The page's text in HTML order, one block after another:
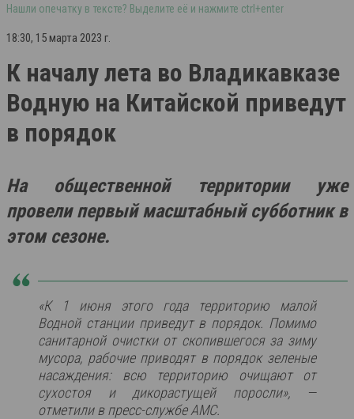
Нашли опечатку в тексте? Выделите её и нажмите ctrl+enter
18:30, 15 марта 2023 г.
К началу лета во Владикавказе
Водную на Китайской приведут
в порядок
На общественной территории уже
провели первый масштабный субботник в
этом сезоне.
«К 1 июня этого года территорию малой
Водной станции приведут в порядок. Помимо
санитарной очистки от скопившегося за зиму
мусора, рабочие приводят в порядок зеленые
насаждения: всю территорию очищают от
сухостоя и дикорастущей поросли»,—
отметили в пресс-службе АМС.